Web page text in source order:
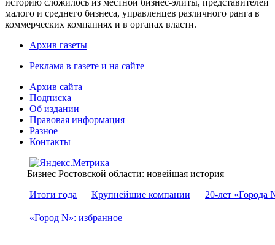
историю сложилось из местной бизнес-элиты, представителей
малого и среднего бизнеса, управленцев различного ранга в
коммерческих компаниях и в органах власти.
Архив газеты
Реклама в газете и на сайте
Архив сайта
Подписка
Об издании
Правовая информация
Разное
Контакты
Бизнес Ростовской области: новейшая история
Итоги года
Крупнейшие компании 20-лет «Города
«Город N»: избранное